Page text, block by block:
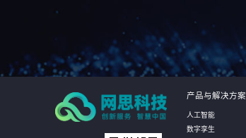
产品与解决方案
人工智能
数字孪生